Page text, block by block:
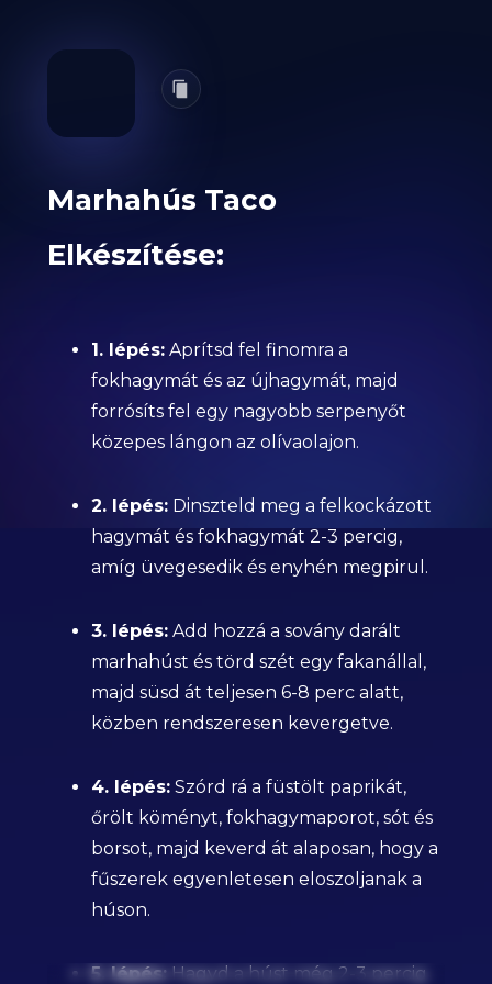
Marhahús Taco
Elkészítése:
1. lépés:Aprítsd fel finomra a
fokhagymát és az újhagymát, majd
forrósíts fel egy nagyobb serpenyőt
közepes lángon az olívaolajon.
2. lépés:Dinszteld meg a felkockázott
hagymát és fokhagymát 2-3 percig,
amíg üvegesedik és enyhén megpirul.
3. lépés:Add hozzá a sovány darált
marhahúst és törd szét egy fakanállal,
majd süsd át teljesen 6-8 perc alatt,
közben rendszeresen kevergetve.
4. lépés:Szórd rá a füstölt paprikát,
őrölt köményt, fokhagymaporot, sót és
borsot, majd keverd át alaposan, hogy a
fűszerek egyenletesen eloszoljanak a
húson.
5. lépés:Hagyd a húst még 2-3 percig